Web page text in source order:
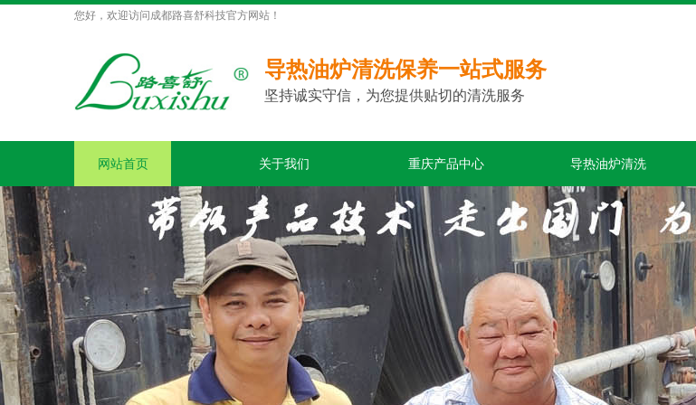
您好，欢迎访问成都路喜舒科技官方网站！
导热油炉清洗保养一站式服务
坚持诚实守信，为您提供贴切的清洗服务
网站首页 关于我们 重庆产品中心 导热油炉清洗